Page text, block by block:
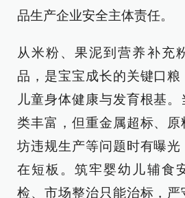
品生产企业安全主体责任。
从米粉、果泥到营养补充
品，是宝宝成长的关键口
儿童身体健康与发育根基
类丰富，但重金属超标、
坊违规生产等问题时有曝
在短板。筑牢婴幼儿辅食
检、市场整治只能治标，严